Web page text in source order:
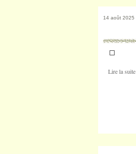
14 août 2025
Lire la suite